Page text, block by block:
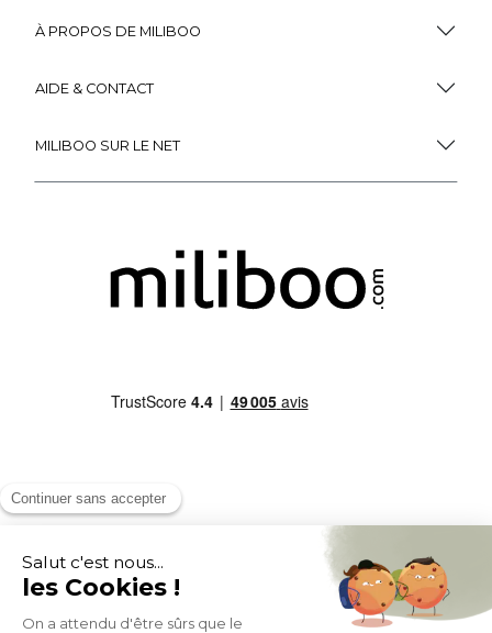
À PROPOS DE MILIBOO
AIDE & CONTACT
MILIBOO SUR LE NET
MOYENS DE PAIEMENT